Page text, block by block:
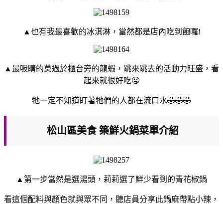
▲也有我最喜歡的冰淇淋，當然都是店內吃到飽囉!
▲最吸睛的莫過於櫃台旁的龍蝦，跳來跳去的活動力旺盛，看
起來就很好吃🤤
牠一定不知道盯著牠們的人都在流口水🤣🤣🤣
松山區美食 築鮮火鍋菜單介紹
▲第一步當然是選湯頭，莉莉選了鮮少看到的青花椒鍋
看這個配料與顏色就與眾不同，聽店員分享此鍋麻帶點小辣，